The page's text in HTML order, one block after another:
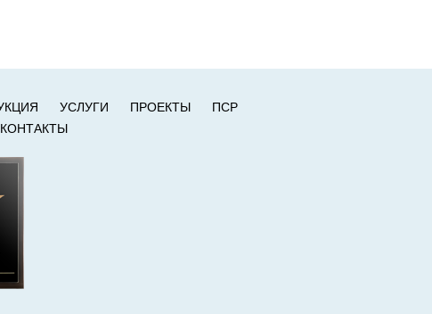
УСЛУГИ ПРОЕКТЫ
ПСР
КОНТАКТЫ